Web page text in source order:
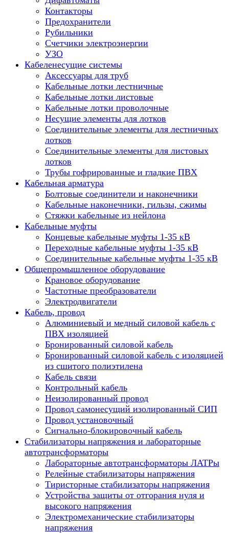
Контакторы
Предохранители
Рубильники
Счетчики электроэнергии
УЗО
Кабеленесущие системы
Аксессуары для труб
Кабельные лотки лестничные
Кабельные лотки листовые
Кабельные лотки проволочные
Несущие элементы для лотков
Соединительные элементы для лестничных
лотков
Соединительные элементы для листовых
лотков
Трубы гофрированные и гладкие ПВХ
Кабельная арматура
Болтовые соединители и наконечники
Кабельные наконечники, гильзы, сжимы
Стяжки кабельные из нейлона
Кабельные муфты
Концевые кабельные муфты 1-35 кВ
Переходные кабельные муфты 1-35 кВ
Соединительные кабельные муфты 1-35 кВ
Общепромышленное оборудование
Крановое оборудование
Частотные преобразователи
Электродвигатели
Кабель, провод
Алюминиевый и медный силовой кабель с
ПВХ изоляцией
Бронированный силовой кабель
Бронированный силовой кабель с изоляцией
из сшитого полиэтилена
Кабель связи
Контрольный кабель
Неизолированный провод
Провод самонесущий изолированный СИП
Провод установочный
Сигнально-блокировочный кабель
Стабилизаторы напряжения и лабораторные
автотрансформаторы
Лабораторные автотрансформаторы ЛАТРы
Релейные стабилизаторы напряжения
Тиристорные стабилизаторы напряжения
Устройства защиты от отгорания нуля и
высокого напряжения
Электромеханические стабилизаторы
напряжения